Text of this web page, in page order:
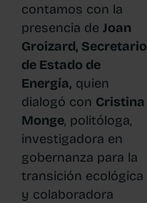
contamos con la
presencia de Joan
Groizard, Secretario
de Estado de
Energía, quien
dialogó con Cristina
Monge, politóloga,
investigadora en
gobernanza para la
transición ecológica
y colaboradora